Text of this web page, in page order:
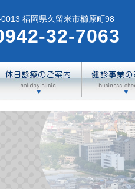
福岡県久留米市櫛原町98
32-7063